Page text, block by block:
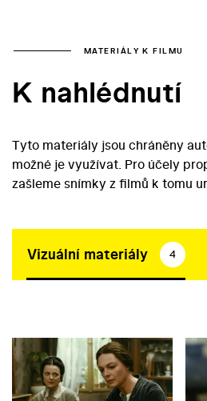
MATERIÁLY K FILMU
K nahlédnutí
Tyto materiály jsou chráněny
možné je využívat. Pro účely
zašleme snímky z filmů k tomu
Vizuální materiály 4